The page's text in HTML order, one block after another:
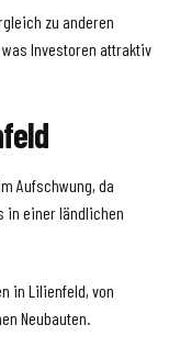
zu anderen
Investoren attraktiv
Aufschwung, da
in einer ländlichen
in Lilienfeld, von
Neubauten.